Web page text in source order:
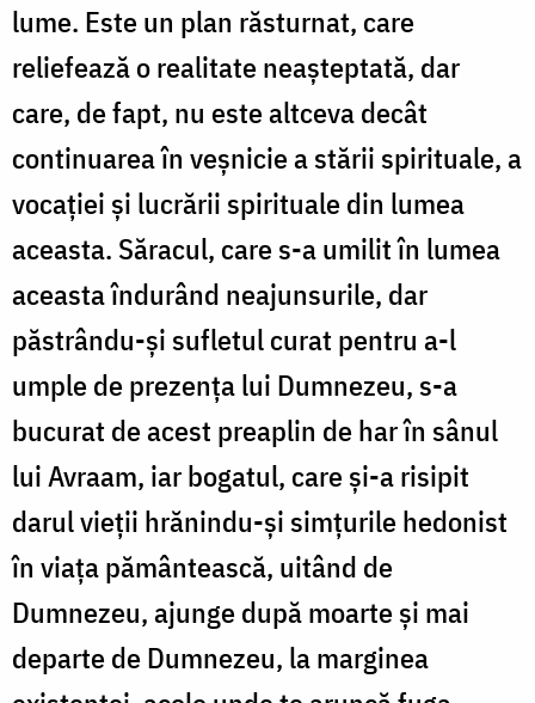
lume. Este un plan răsturnat, care
reliefează o realitate neașteptată, dar
care, de fapt, nu este altceva decât
continuarea în veșnicie a stării spirituale, a
vocației și lucrării spirituale din lumea
aceasta. Săracul, care s-a umilit în lumea
aceasta îndurând neajunsurile, dar
păstrându-și sufletul curat pentru a-l
umple de prezența lui Dumnezeu, s-a
bucurat de acest preaplin de har în sânul
lui Avraam, iar bogatul, care și-a risipit
darul vieții hrănindu-și simțurile hedonist
în viața pământească, uitând de
Dumnezeu, ajunge după moarte și mai
departe de Dumnezeu, la marginea